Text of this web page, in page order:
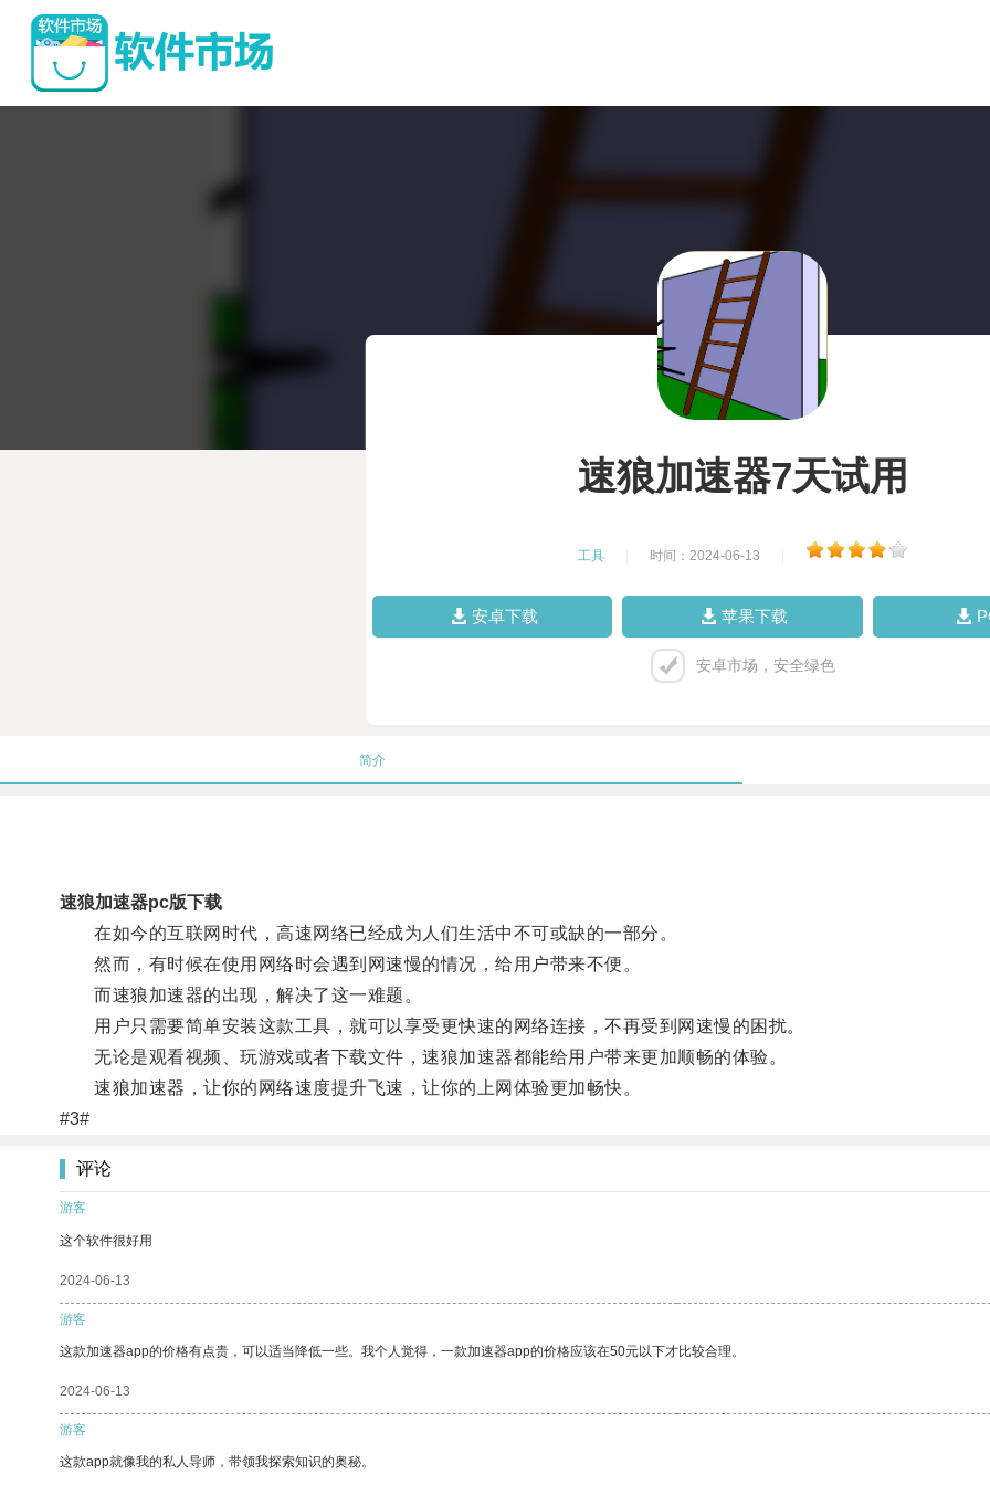
速狼加速器7天试用
工具 时间：2024-06-13
安卓下载 苹果下载
安卓市场，安全绿色
简介
速狼加速器pc版下载
在如今的互联网时代，高速网络已经成为人们生活中不可或缺的一部分。
然而，有时候在使用网络时会遇到网速慢的情况，给用户带来不便。
而速狼加速器的出现，解决了这一难题。
用户只需要简单安装这款工具，就可以享受更快速的网络连接，不再受到网速慢的困扰。
无论是观看视频、玩游戏或者下载文件，速狼加速器都能给用户带来更加顺畅的体验。
速狼加速器，让你的网络速度提升飞速，让你的上网体验更加畅快。
#3#
评论
游客
这个软件很好用
2024-06-13
游客
这款加速器app的价格有点贵，可以适当降低一些。我个人觉得，一款加速器app的价格应该在50元以下才比较合理。
2024-06-13
游客
这款app就像我的私人导师，带领我探索知识的奥秘。